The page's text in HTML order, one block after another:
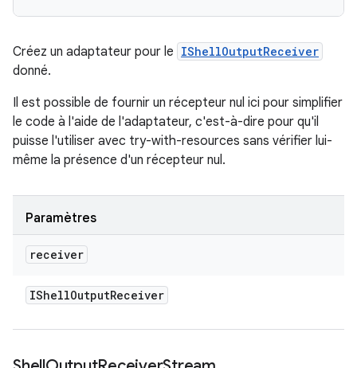
Créez un adaptateur pour le IShellOutputReceiver
donné.
Il est possible de fournir un récepteur nul ici pour simplifier
le code à l'aide de l'adaptateur, c'est-à-dire pour qu'il
puisse l'utiliser avec try-with-resources sans vérifier lui-
même la présence d'un récepteur nul.
Paramètres
receiver
IShellOutputReceiver